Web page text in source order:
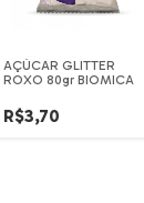
AÇÚCAR GLITTER
ROXO 80gr BIOMICA
R$3,70